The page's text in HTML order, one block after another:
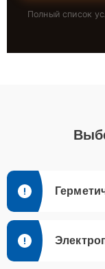
Полный список